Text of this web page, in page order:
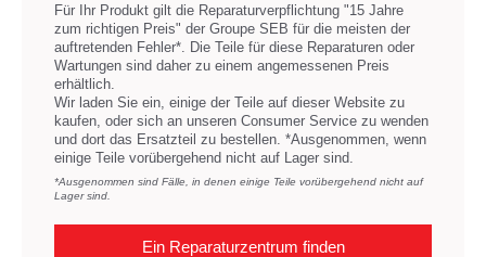
Für Ihr Produkt gilt die Reparaturverpflichtung "15 Jahre
zum richtigen Preis" der Groupe SEB für die meisten der
auftretenden Fehler*. Die Teile für diese Reparaturen oder
Wartungen sind daher zu einem angemessenen Preis
erhältlich.
Wir laden Sie ein, einige der Teile auf dieser Website zu
kaufen, oder sich an unseren Consumer Service zu wenden
und dort das Ersatzteil zu bestellen. *Ausgenommen, wenn
einige Teile vorübergehend nicht auf Lager sind.
*Ausgenommen sind Fälle, in denen einige Teile vorübergehend nicht auf
Lager sind.
Ein Reparaturzentrum finden